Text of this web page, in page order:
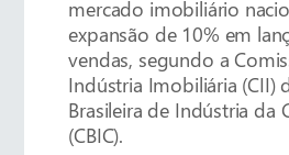
mercado imobiliário
expansão de 10% em
vendas, segundo a
Indústria Imobiliária (CII)
Brasileira de Indústria da
(CBIC).